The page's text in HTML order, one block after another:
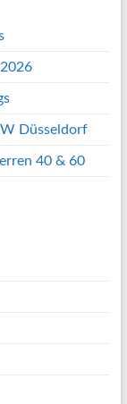
Düsseldorf
40 & 60